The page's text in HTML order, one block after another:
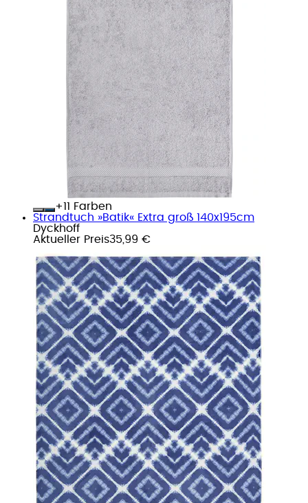
+
Farben
Strandtuch »Batik« Extra groß 140x195cm
Dyckhoff
Aktueller Preis35,99 €